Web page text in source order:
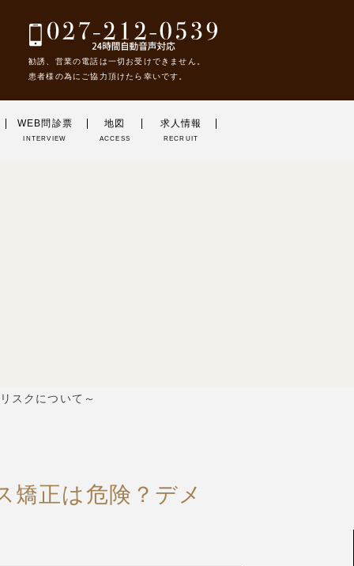
勧誘、営業の電話は一切お受けできません。
患者様の為にご協力頂けたら幸いです。
WEB問診票
INTERVIEW
地図
ACCESS
求人情報
RECRUIT
スクについて～
矯正は危険？デメ